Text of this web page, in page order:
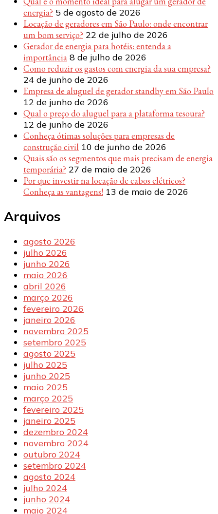
energia? 5 de agosto de 2026
Locação de geradores em São Paulo: onde encontrar
um bom serviço? 22 de julho de 2026
Gerador de energia para hotéis: entenda a
importância 8 de julho de 2026
Como reduzir os gastos com energia da sua empresa?
24 de junho de 2026
Empresa de aluguel de gerador standby em São Paulo
12 de junho de 2026
Qual o preço do aluguel para a plataforma tesoura?
12 de junho de 2026
Conheça ótimas soluções para empresas de
construção civil 10 de junho de 2026
Quais são os segmentos que mais precisam de energia
temporária? 27 de maio de 2026
Por que investir na locação de cabos elétricos?
Conheça as vantagens! 13 de maio de 2026
Arquivos
agosto 2026
julho 2026
junho 2026
maio 2026
abril 2026
março 2026
fevereiro 2026
janeiro 2026
novembro 2025
setembro 2025
agosto 2025
julho 2025
junho 2025
maio 2025
março 2025
fevereiro 2025
janeiro 2025
dezembro 2024
novembro 2024
outubro 2024
setembro 2024
agosto 2024
julho 2024
junho 2024
maio 2024